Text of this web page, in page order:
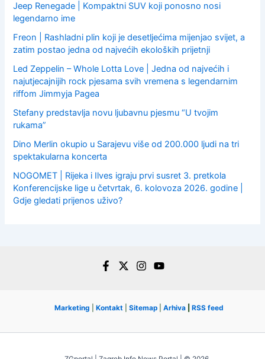
Jeep Renegade | Kompaktni SUV koji ponosno nosi
legendarno ime
Freon | Rashladni plin koji je desetljećima mijenjao svijet, a
zatim postao jedna od najvećih ekoloških prijetnji
Led Zeppelin – Whole Lotta Love | Jedna od najvećih i
najutjecajnijih rock pjesama svih vremena s legendarnim
riffom Jimmyja Pagea
Stefany predstavlja novu ljubavnu pjesmu “U tvojim
rukama”
Dino Merlin okupio u Sarajevu više od 200.000 ljudi na tri
spektakularna koncerta
NOGOMET | Rijeka i Ilves igraju prvi susret 3. pretkola
Konferencijske lige u četvrtak, 6. kolovoza 2026. godine |
Gdje gledati prijenos uživo?
Marketing Kontakt Sitemap Arhiva RSS feed